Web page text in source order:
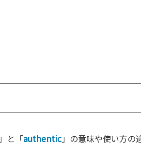
」と「authentic」の意味や使い方